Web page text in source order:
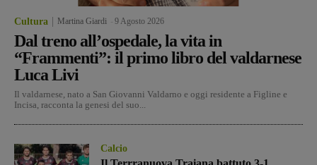
Cultura Martina Giardi 9 Agosto 2026
Dal treno all’ospedale, la vita in
“Frammenti”: il primo libro del valdarnese
Luca Livi
Il valdarnese, nato a San Giovanni Valdarno e oggi residente a Figline e
Incisa, racconta la genesi del suo...
Calcio